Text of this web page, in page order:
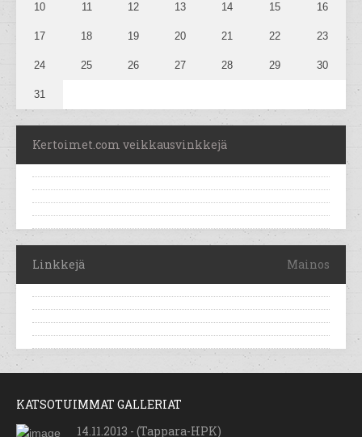
10 11 12 13 14 15 16
17 18 19 20 21 22 23
24 25 26 27 28 29 30
31
Kertoimet.com veikkausvinkkejä
Linkkejä Mainos
KATSOTUIMMAT GALLERIAT
14.11.2013 - (Tappara-HPK)